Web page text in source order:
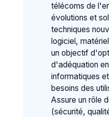
télécoms de
évolutions et
techniques
logiciel,
un objectif
d'adéquation
informatiques
besoins des
Assure un rôle
(sécurité,